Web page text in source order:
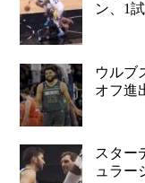
ン、1
ウルブ
オフ進
スター
ュラー